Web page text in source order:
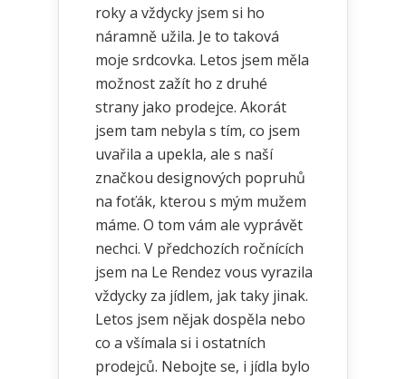
roky a vždycky jsem si ho
náramně užila. Je to taková
moje srdcovka. Letos jsem měla
možnost zažít ho z druhé
strany jako prodejce. Akorát
jsem tam nebyla s tím, co jsem
uvařila a upekla, ale s naší
značkou designových popruhů
na foťák, kterou s mým mužem
máme. O tom vám ale vyprávět
nechci. V předchozích ročnících
jsem na Le Rendez vous vyrazila
vždycky za jídlem, jak taky jinak.
Letos jsem nějak dospěla nebo
co a všímala si i ostatních
prodejců. Nebojte se, i jídla bylo